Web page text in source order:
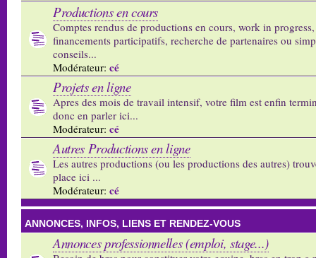
Productions en cours
Comptes rendus de productions en cours, work in
financements participatifs, recherche de partenaires ou
conseils...
Modérateur: cé
Projets en ligne
Apres des mois de travail intensif, votre film est enfin
donc en parler ici...
Modérateur: cé
Autres Productions en ligne
Les autres productions (ou les productions des autres)
place ici ...
Modérateur: cé
ANNONCES, INFOS, LIENS ET RENDEZ-VOUS
Annonces professionnelles (emploi, stage...)